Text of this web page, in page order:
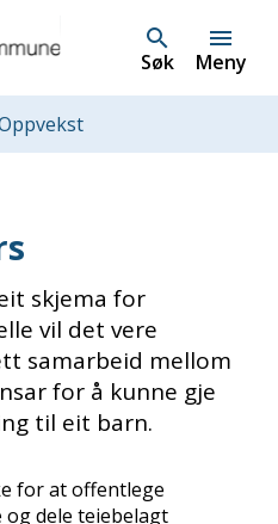
Søk Meny
skjema for
vil det vere
samarbeid mellom
for å kunne gje
til eit barn.
for at offentlege
og dele teiebelagt